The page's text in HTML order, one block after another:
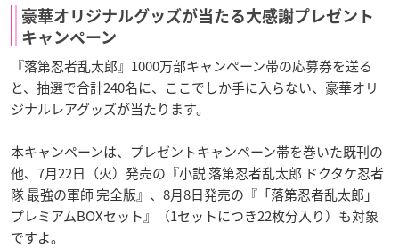
豪華オリジナルグッズが当たる大感謝プレゼント
キャンペーン
『落第忍者乱太郎』1000万部キャンペーン帯の応募券を送る
と、抽選で合計240名に、ここでしか手に入らない、豪華オリ
ジナルレアグッズが当たります。
本キャンペーンは、プレゼントキャンペーン帯を巻いた既刊の
他、7月22日（火）発売の『小説 落第忍者乱太郎 ドクタケ忍者
隊 最強の軍師 完全版』、8月8日発売の『「落第忍者乱太郎」
プレミアムBOXセット』（1セットにつき22枚分入り）も対象
ですよ。